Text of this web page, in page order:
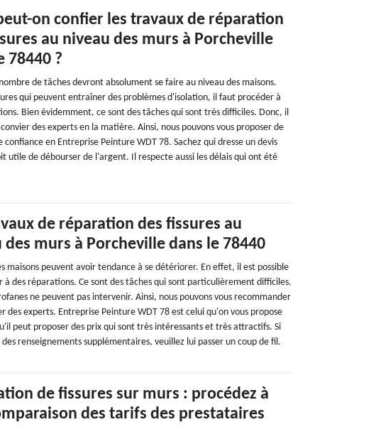
on confier les travaux de réparation
au niveau des murs à Porcheville
78440 ?
de tâches devront absolument se faire au niveau des maisons.
qui peuvent entraîner des problèmes d'isolation, il faut procéder à
Bien évidemment, ce sont des tâches qui sont très difficiles. Donc, il
des experts en la matière. Ainsi, nous pouvons vous proposer de
confiance en Entreprise Peinture WDT 78. Sachez qui dresse un devis
utile de débourser de l'argent. Il respecte aussi les délais qui ont été
de réparation des fissures au
des murs à Porcheville dans le 78440
maisons peuvent avoir tendance à se détériorer. En effet, il est possible
à des réparations. Ce sont des tâches qui sont particulièrement difficiles.
ne peuvent pas intervenir. Ainsi, nous pouvons vous recommander
des experts. Entreprise Peinture WDT 78 est celui qu'on vous propose
peut proposer des prix qui sont très intéressants et très attractifs. Si
des renseignements supplémentaires, veuillez lui passer un coup de fil.
de fissures sur murs : procédez à
des tarifs des prestataires